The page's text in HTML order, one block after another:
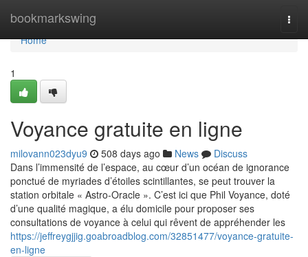
bookmarkswing
Home
Home
1
Voyance gratuite en ligne
milovann023dyu9 508 days ago News
Discuss
Dans l’immensité de l’espace, au cœur d’un océan de ignorance
ponctué de myriades d’étoiles scintillantes, se peut trouver la
station orbitale « Astro-Oracle ». C’est ici que Phil Voyance, doté
d’une qualité magique, a élu domicile pour proposer ses
consultations de voyance à celui qui rêvent de appréhender les
https://jeffreygjjig.goabroadblog.com/32851477/voyance-gratuite-
en-ligne